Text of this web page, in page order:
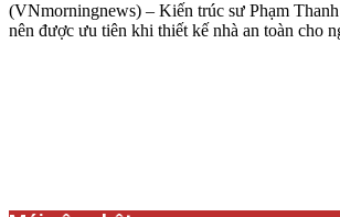
(VNmorningnews) – Kiến trúc sư Phạm
nên được ưu tiên khi thiết kế nhà an toàn cho